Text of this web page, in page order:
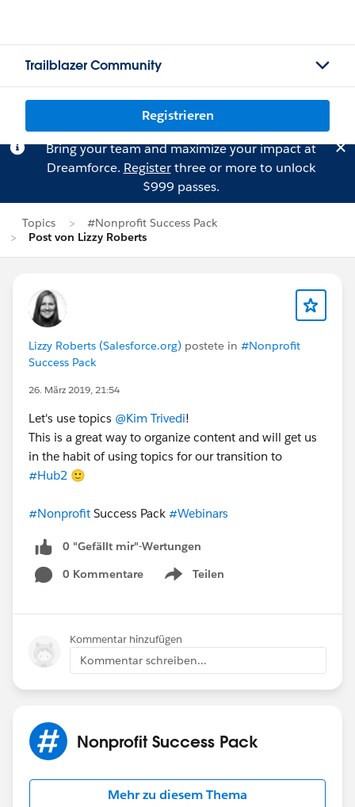
Trailblazer Community
Registrieren
Bring your team and maximize your impact at
Dreamforce. Registerthree or more to unlock
$999 passes.
Topics
#Nonprofit Success Pack
Post von Lizzy Roberts
Lizzy Roberts (Salesforce.org) postete in #Nonprofit
Success Pack
26. März 2019, 21:54
Let's use topics @Kim Trivedi!
This is a great way to organize content and will get us
in the habit of using topics for our transition to
#Hub2 🙂
#Nonprofit Success Pack #Webinars
0 "Gefällt mir"-Wertungen
0 Kommentare
Teilen
Show menu
Kommentar hinzufügen
Kommentar schreiben...
Nonprofit Success Pack
Mehr zu diesem Thema